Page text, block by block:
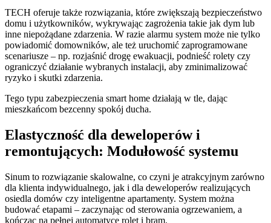
TECH oferuje także rozwiązania, które zwiększają bezpieczeństwo
domu i użytkowników, wykrywając zagrożenia takie jak dym lub
inne niepożądane zdarzenia. W razie alarmu system może nie tylko
powiadomić domowników, ale też uruchomić zaprogramowane
scenariusze – np. rozjaśnić drogę ewakuacji, podnieść rolety czy
ograniczyć działanie wybranych instalacji, aby zminimalizować
ryzyko i skutki zdarzenia.
Tego typu zabezpieczenia smart home działają w tle, dając
mieszkańcom bezcenny spokój ducha.
Elastyczność dla deweloperów i
remontujących: Modułowość systemu
Sinum to rozwiązanie skalowalne, co czyni je atrakcyjnym zarówno
dla klienta indywidualnego, jak i dla deweloperów realizujących
osiedla domów czy inteligentne apartamenty. System można
budować etapami – zaczynając od sterowania ogrzewaniem, a
kończąc na pełnej automatyce rolet i bram.